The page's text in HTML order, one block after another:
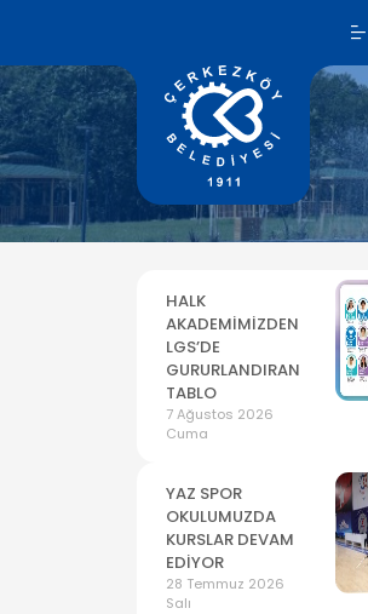
HALK
AKADEMİMİZDEN
LGS’DE
GURURLANDIRAN
TABLO
7 Ağustos 2026
Cuma
YAZ SPOR
OKULUMUZDA
KURSLAR DEVAM
EDİYOR
28 Temmuz 2026
Salı